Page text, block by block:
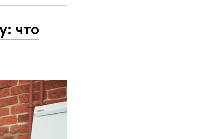
что